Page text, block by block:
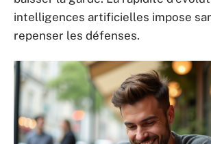
intelligences artificielles impose
repenser les défenses.